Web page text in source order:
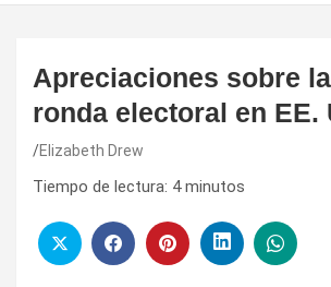
Apreciaciones sobre
ronda electoral en EE.
Elizabeth Drew
Tiempo de lectura: 4 minutos